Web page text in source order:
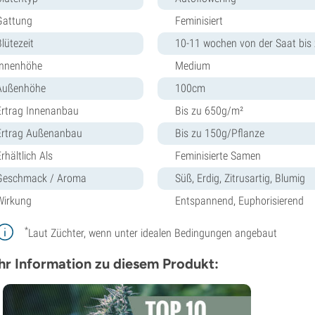
Feminisiert
10-11 wochen von der Saat bis
Medium
100cm
Innenanbau
Bis zu 650g/m²
Außenanbau
Bis zu 150g/Pflanze
Als
Feminisierte Samen
/ Aroma
Süß, Erdig, Zitrusartig, Blumig
Entspannend, Euphorisierend
*Laut Züchter, wenn unter idealen Bedingungen angebaut
Information zu diesem Produkt: